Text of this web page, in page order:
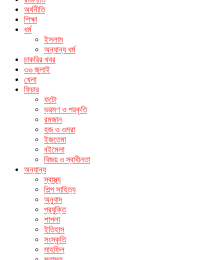
অর্থনীতি
শিক্ষা
ধর্ম
ইসলাম
অন্যান্য ধর্ম
চাকরির খবর
৩৬ জুলাই
খেলা
ফিচার
ফটো
ভ্রমণ ও প্রকৃতি
রমজান
হজ ও ওমরা
ইজতেমা
বইমেলা
বিজয় ও স্বাধীনতা
অন্যান্য
স্বাস্থ্য
শিল্প সাহিত্য
অনুবাদ
প্রযুক্তি
শাপলা
ইতিহাস
সংস্কৃতি
মাহফিল